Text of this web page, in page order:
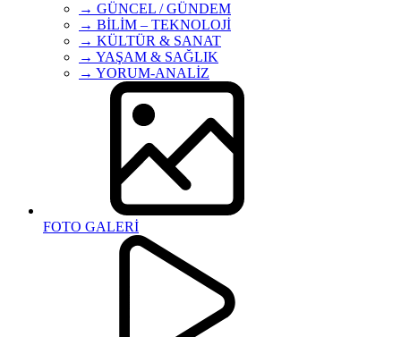
→ GÜNCEL / GÜNDEM
→ BİLİM – TEKNOLOJİ
→ KÜLTÜR & SANAT
→ YAŞAM & SAĞLIK
→ YORUM-ANALİZ
FOTO GALERİ